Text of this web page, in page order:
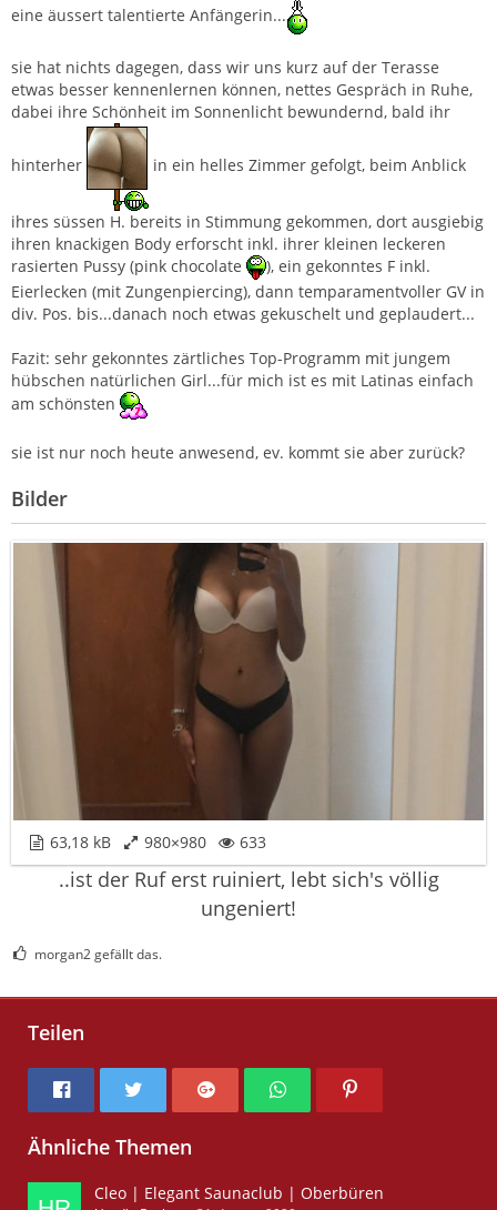
eine äussert talentierte Anfängerin...
sie hat nichts dagegen, dass wir uns kurz auf der Terasse
etwas besser kennenlernen können, nettes Gespräch in Ruhe,
dabei ihre Schönheit im Sonnenlicht bewundernd, bald ihr
hinterher in ein helles Zimmer gefolgt, beim Anblick
ihres süssen H. bereits in Stimmung gekommen, dort ausgiebig
ihren knackigen Body erforscht inkl. ihrer kleinen leckeren
rasierten Pussy (pink chocolate
), ein gekonntes F inkl.
Eierlecken (mit Zungenpiercing), dann temparamentvoller GV in
div. Pos. bis...danach noch etwas gekuschelt und geplaudert...
Fazit: sehr gekonntes zärtliches Top-Programm mit jungem
hübschen natürlichen Girl...für mich ist es mit Latinas einfach
am schönsten
sie ist nur noch heute anwesend, ev. kommt sie aber zurück?
Bilder
63,18 kB 980×980 633
..ist der Ruf erst ruiniert, lebt sich's völlig
ungeniert!
morgan2 gefällt das.
Teilen
Ähnliche Themen
Cleo | Elegant Saunaclub | Oberbüren